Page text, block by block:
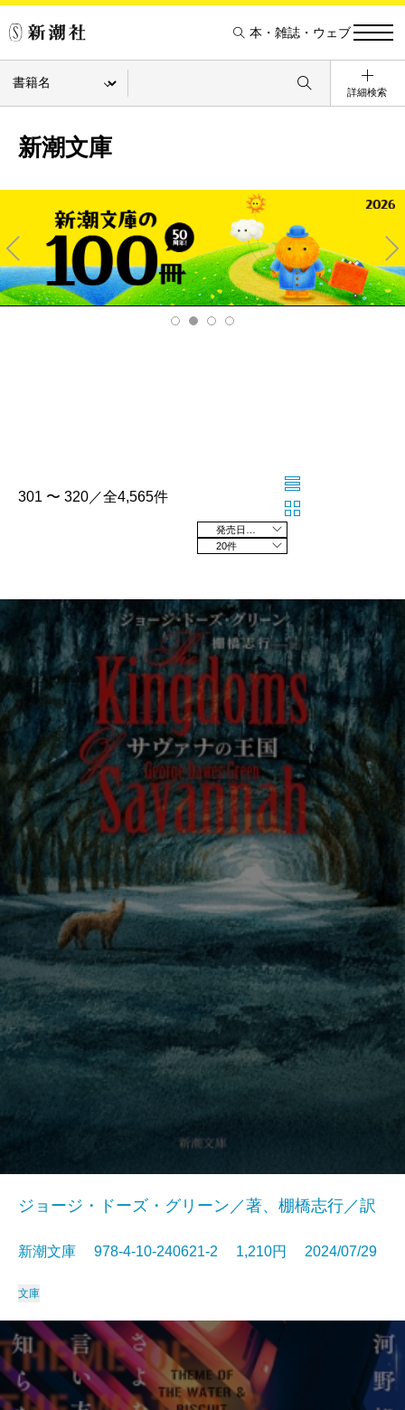
本・雑誌・ウェブ
詳細検索
新潮文庫
Pre
v
Ne
xt
301 〜 320／全4,565件
20件
ジョージ・ドーズ・グリーン／著、棚橋志行／訳
新潮文庫 978-4-10-240621-2 1,210円 2024/07/29
文庫